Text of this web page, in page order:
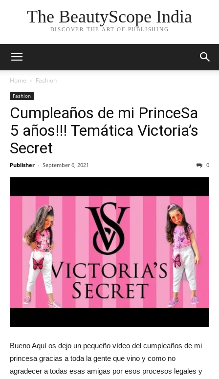
The BeautyScope India
DISCOVER THE ART OF PUBLISHING
Home Fashion
Fashion
Cumpleaños de mi PrinceSa
5 años!!! Temática Victoria’s
Secret
Publisher - September 6, 2021 0
Bueno Aquí os dejo un pequeño vídeo del cumpleaños de mi
princesa gracias a toda la gente que vino y como no
agradecer a todas esas amigas por esos procesos legales y